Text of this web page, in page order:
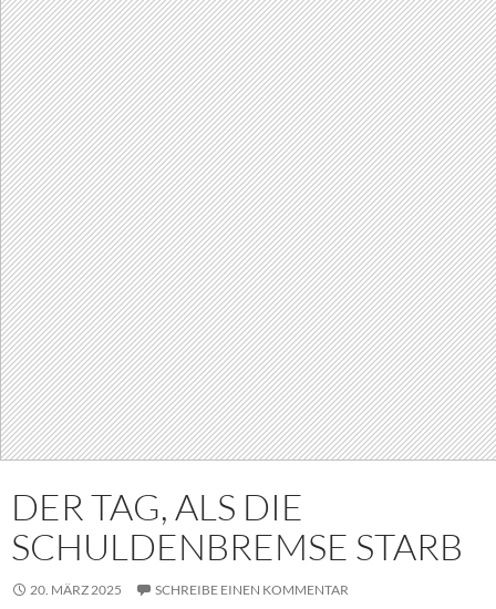
DER TAG, ALS DIE
SCHULDENBREMSE STARB
20. MÄRZ 2025 SCHREIBE EINEN KOMMENTAR